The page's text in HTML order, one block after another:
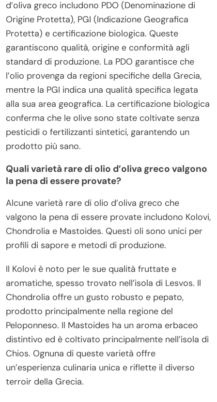
d’oliva greco includono PDO (Denominazione di
Origine Protetta), PGI (Indicazione Geografica
Protetta) e certificazione biologica. Queste
garantiscono qualità, origine e conformità agli
standard di produzione. La PDO garantisce che
l’olio provenga da regioni specifiche della Grecia,
mentre la PGI indica una qualità specifica legata
alla sua area geografica. La certificazione biologica
conferma che le olive sono state coltivate senza
pesticidi o fertilizzanti sintetici, garantendo un
prodotto più sano.
Quali varietà rare di olio d’oliva greco valgono
la pena di essere provate?
Alcune varietà rare di olio d’oliva greco che
valgono la pena di essere provate includono Kolovi,
Chondrolia e Mastoides. Questi oli sono unici per
profili di sapore e metodi di produzione.
Il Kolovi è noto per le sue qualità fruttate e
aromatiche, spesso trovato nell’isola di Lesvos. Il
Chondrolia offre un gusto robusto e pepato,
prodotto principalmente nella regione del
Peloponneso. Il Mastoides ha un aroma erbaceo
distintivo ed è coltivato principalmente nell’isola di
Chios. Ognuna di queste varietà offre
un’esperienza culinaria unica e riflette il diverso
terroir della Grecia.